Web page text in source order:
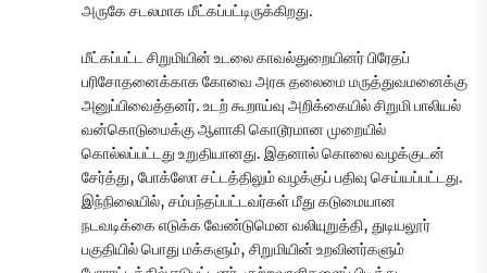
அருகே சடலமாக மீட்கப்பட்டிருக்கிறது.
மீட்கப்பட்ட சிறுமியின் உடலை காவல்துறையினர் பிரேதப்
பரிசோதனைக்காக கோவை அரசு தலைமை மருத்துவமனைக்கு
அனுப்பிவைத்தனர். உடற் கூறாய்வு அறிக்கையில் சிறுமி பாலியல்
வன்கொடுமைக்கு ஆளாகி கொடூரமான முறையில்
கொல்லப்பட்டது உறுதியானது. இதனால் கொலை வழக்குடன்
சேர்த்து, போக்ஸோ சட்டத்திலும் வழக்குப் பதிவு செய்யப்பட்டது.
இந்நிலையில், சம்பந்தப்பட்டவர்கள் மீது கடுமையான
நடவடிக்கை எடுக்க வேண்டுமென வலியுறுத்தி, துடியலூர்
பகுதியில் பொது மக்களும், சிறுமியின் உறவினர்களும்